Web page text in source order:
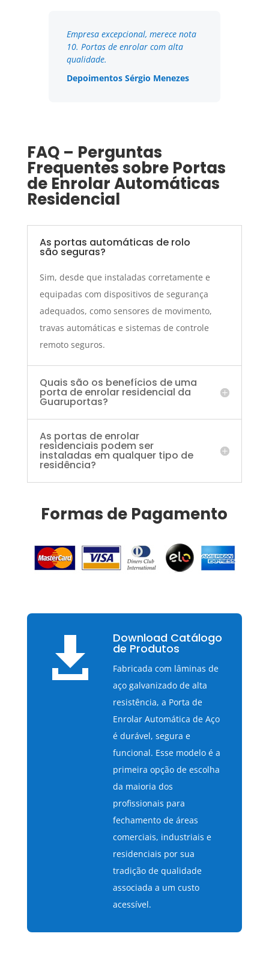
Empresa excepcional, merece nota
10. Portas de enrolar com alta
qualidade.
Depoimentos Sérgio Menezes
FAQ – Perguntas
Frequentes sobre Portas
de Enrolar Automáticas
Residencial
As portas automáticas de rolo
são seguras?
Sim, desde que instaladas corretamente e
equipadas com dispositivos de segurança
adequados, como sensores de movimento,
travas automáticas e sistemas de controle
remoto seguros.
Quais são os benefícios de uma
porta de enrolar residencial da
Guaruportas?
As portas de enrolar
residenciais podem ser
instaladas em qualquer tipo de
residência?
Formas de Pagamento
 Download Catálogo
de Produtos
Fabricada com lâminas de
aço galvanizado de alta
resistência, a Porta de
Enrolar Automática de Aço
é durável, segura e
funcional. Esse modelo é a
primeira opção de escolha
da maioria dos
profissionais para
fechamento de áreas
comerciais, industriais e
residenciais por sua
tradição de qualidade
associada a um custo
acessível.